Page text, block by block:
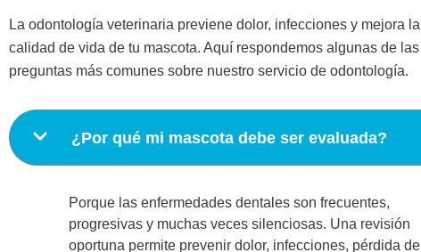
La odontología veterinaria previene dolor, infecciones y mejora la
calidad de vida de tu mascota. Aquí respondemos algunas de las
preguntas más comunes sobre nuestro servicio de odontología.
¿Por qué mi mascota debe ser evaluada?
Porque las enfermedades dentales son frecuentes,
progresivas y muchas veces silenciosas. Una revisión
oportuna permite prevenir dolor, infecciones, pérdida de